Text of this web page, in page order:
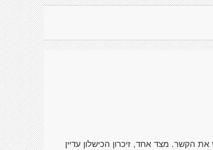
הקשר. מצד אחד, זיכרון הכישלון עדיין